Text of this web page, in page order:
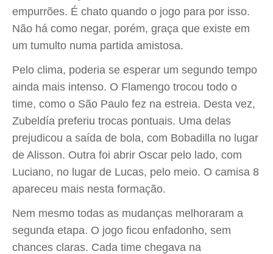
empurrões. É chato quando o jogo para por isso.
Não há como negar, porém, graça que existe em
um tumulto numa partida amistosa.
Pelo clima, poderia se esperar um segundo tempo
ainda mais intenso. O Flamengo trocou todo o
time, como o São Paulo fez na estreia. Desta vez,
Zubeldía preferiu trocas pontuais. Uma delas
prejudicou a saída de bola, com Bobadilla no lugar
de Alisson. Outra foi abrir Oscar pelo lado, com
Luciano, no lugar de Lucas, pelo meio. O camisa 8
apareceu mais nesta formação.
Nem mesmo todas as mudanças melhoraram a
segunda etapa. O jogo ficou enfadonho, sem
chances claras. Cada time chegava na